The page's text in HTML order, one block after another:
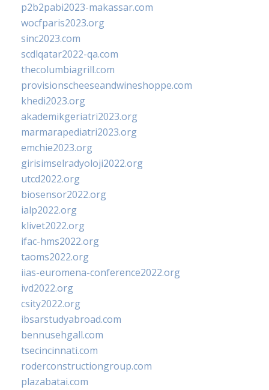
p2b2pabi2023-makassar.com
wocfparis2023.org
sinc2023.com
scdlqatar2022-qa.com
thecolumbiagrill.com
provisionscheeseandwineshoppe.com
khedi2023.org
akademikgeriatri2023.org
marmarapediatri2023.org
emchie2023.org
girisimselradyoloji2022.org
utcd2022.org
biosensor2022.org
ialp2022.org
klivet2022.org
ifac-hms2022.org
taoms2022.org
iias-euromena-conference2022.org
ivd2022.org
csity2022.org
ibsarstudyabroad.com
bennusehgall.com
tsecincinnati.com
roderconstructiongroup.com
plazabatai.com